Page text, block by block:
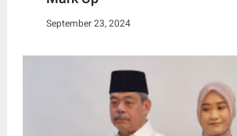
September 23, 2024